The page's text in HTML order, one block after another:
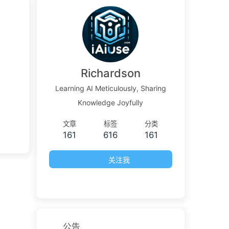
Richardson
Learning AI Meticulously, Sharing
Knowledge Joyfully
文章
161
标签
616
分类
161
关注我
公告